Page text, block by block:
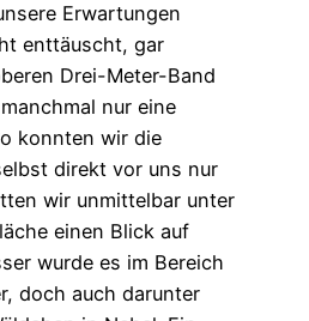
Erwartungen
enttäuscht, gar
Drei-Meter-Band
nur eine
konnten wir die
direkt vor uns nur
wir unmittelbar unter
einen Blick auf
wurde es im Bereich
doch auch darunter